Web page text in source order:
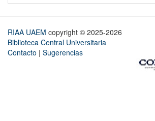
RIAA UAEM copyright © 2025-2026
Biblioteca Central Universitaria
Contacto | Sugerencias